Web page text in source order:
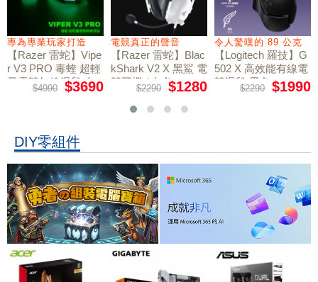
專為專業玩家打造
【Razer 雷蛇】Vipe
r V3 PRO 毒蝰 超輕
量電競無線滑鼠 白
$4990 $3690
電競真正的聲音
【Razer 雷蛇】Blac
kShark V2 X 黑鯊 電
競耳機 / 白色
$2290 $1280
令人驚嘆的 89 公克
【Logitech 羅技】G
502 X 高效能有線電
競滑鼠 黑色
$2290 $1990
DIY零組件